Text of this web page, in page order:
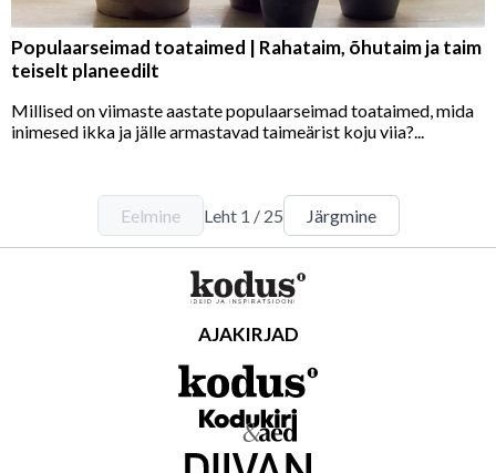
Populaarseimad toataimed | Rahataim, õhutaim ja taim
teiselt planeedilt
Millised on viimaste aastate populaarseimad toataimed, mida
inimesed ikka ja jälle armastavad taimeärist koju viia?...
Eelmine Leht 1 / 25 Järgmine
AJAKIRJAD